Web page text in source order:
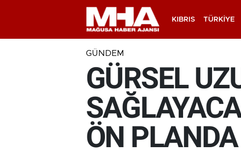
KIBRIS TÜRKIYE
GÜNDEM
GÜRSEL
ÖN